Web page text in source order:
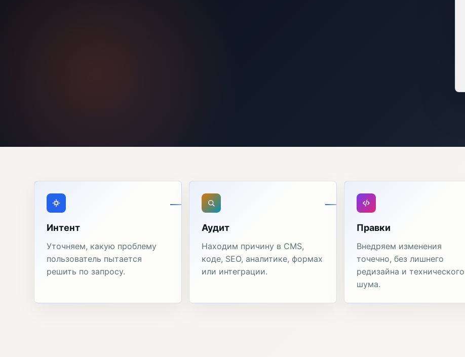
Интент
Уточняем, какую проблему
пользователь пытается
решить по запросу.
Аудит
Находим причину в CMS,
коде, SEO, аналитике, формах
или интеграции.
Правки
Внедряем изменения
точечно, без лишнего
редизайна и технического
шума.